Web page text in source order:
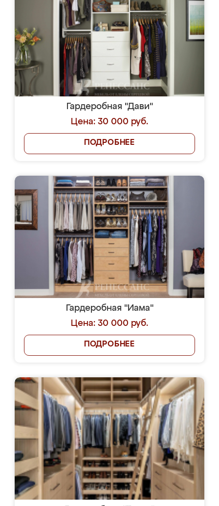
Гардеробная "Дави"
Цена: 30 000 руб.
ПОДРОБНЕЕ
Гардеробная "Иама"
Цена: 30 000 руб.
ПОДРОБНЕЕ